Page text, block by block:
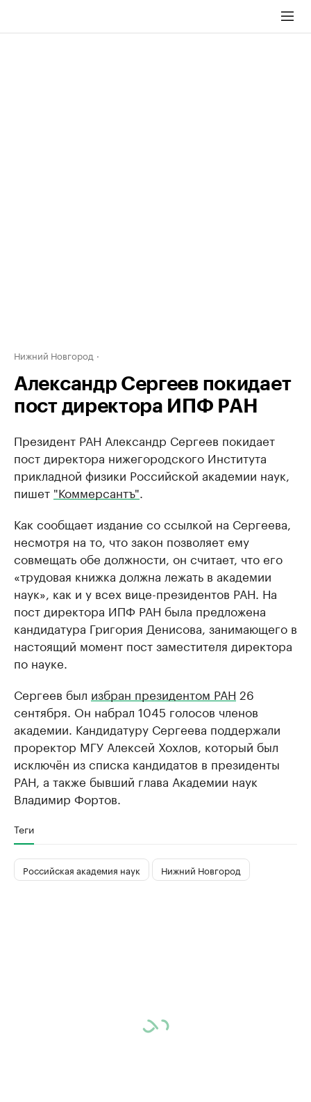
Нижний Новгород
Александр Сергеев покидает
пост директора ИПФ РАН
Президент РАН Александр Сергеев покидает
пост директора нижегородского Института
прикладной физики Российской академии наук,
пишет "Коммерсантъ"
Как сообщает издание со ссылкой на Сергеева,
несмотря на то, что закон позволяет ему
совмещать обе должности, он считает, что его
«трудовая книжка должна лежать в академии
наук», как и у всех вице-президентов РАН. На
пост директора ИПФ РАН была предложена
кандидатура Григория Денисова, занимающего в
настоящий момент пост заместителя директора
по науке.
Сергеев был избран президентом РАН 26
сентября. Он набрал 1045 голосов членов
академии. Кандидатуру Сергеева поддержали
проректор МГУ Алексей Хохлов, который был
исключён из списка кандидатов в президенты
РАН, а также бывший глава Академии наук
Владимир Фортов.
Теги
Российская академия наук Нижний Новгород